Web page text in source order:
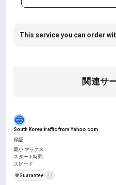
This service you can order
関連サ
South Korea traffic from Yahoo.com
保証
最小 マックス
スタート時間
スピード
️🛡️Guarantee +1